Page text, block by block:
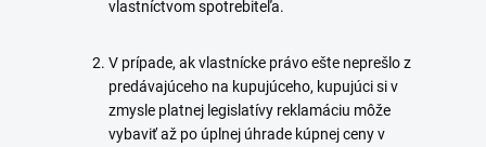
vlastníctvom spotrebiteľa.
V prípade, ak vlastnícke právo ešte neprešlo z
predávajúceho na kupujúceho, kupujúci si v
zmysle platnej legislatívy reklamáciu môže
vybaviť až po úplnej úhrade kúpnej ceny v